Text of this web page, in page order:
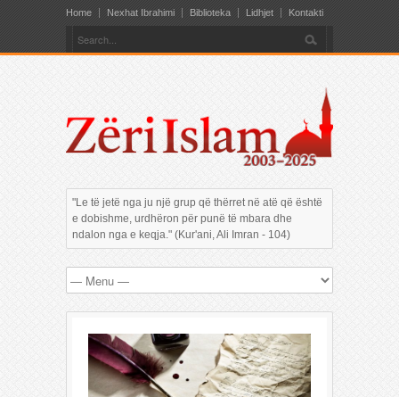
Home Nexhat Ibrahimi Biblioteka Lidhjet Kontakti
"Le të jetë nga ju një grup që thërret në atë që është
e dobishme, urdhëron për punë të mbara dhe
ndalon nga e keqja." (Kur'ani, Ali Imran - 104)